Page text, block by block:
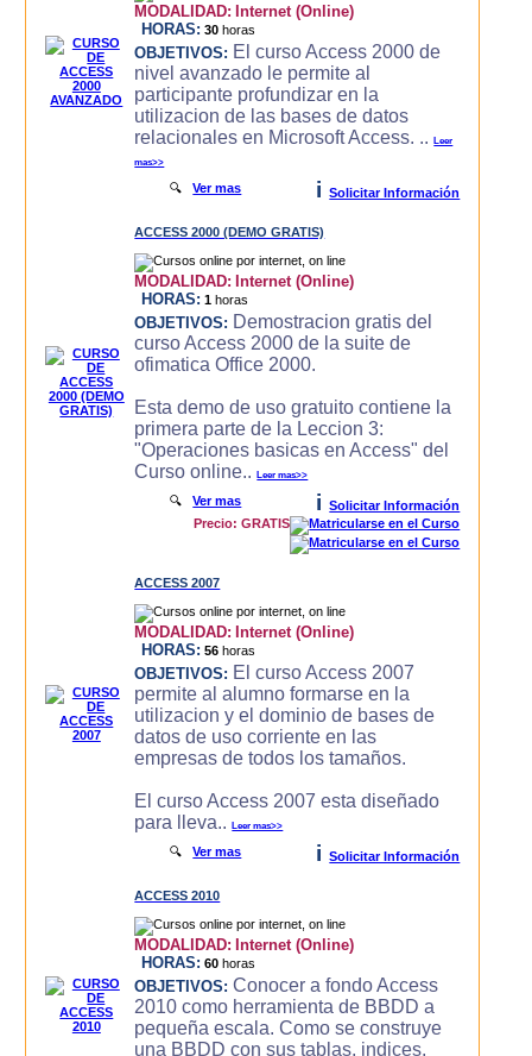
MODALIDAD: Internet (Online)
HORAS: 30 horas
OBJETIVOS: El curso Access 2000 de
nivel avanzado le permite al
participante profundizar en la
utilizacion de las bases de datos
relacionales en Microsoft Access. ..Leer
mas>>
🔍Ver mas i Solicitar Información
ACCESS 2000 (DEMO GRATIS)
MODALIDAD: Internet (Online)
HORAS: 1 horas
OBJETIVOS: Demostracion gratis del
curso Access 2000 de la suite de
ofimatica Office 2000.
Esta demo de uso gratuito contiene la
primera parte de la Leccion 3:
"Operaciones basicas en Access" del
Curso online..Leer mas>>
🔍Ver mas i
Solicitar Información
Precio: GRATIS
ACCESS 2007
MODALIDAD: Internet (Online)
HORAS: 56 horas
OBJETIVOS: El curso Access 2007
permite al alumno formarse en la
utilizacion y el dominio de bases de
datos de uso corriente en las
empresas de todos los tamaños.
El curso Access 2007 esta diseñado
para lleva..Leer mas>>
🔍Ver mas i Solicitar Información
ACCESS 2010
MODALIDAD: Internet (Online)
HORAS: 60 horas
OBJETIVOS: Conocer a fondo Access
2010 como herramienta de BBDD a
pequeña escala. Como se construye
una BBDD con sus tablas, indices,